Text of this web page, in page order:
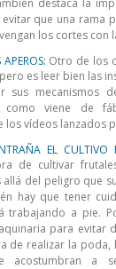
destaca la
que una rama
los cortes con
Otro de los
es leer bien las
sus mecanismos
como viene de
los vídeos lanzados
EL CULTIVO
de cultivar
allá del peligro que
hay que tener
trabajando a pie.
para evitar
de realizar la
acostumbran a